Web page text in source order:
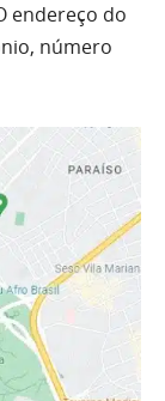
endereço do
número